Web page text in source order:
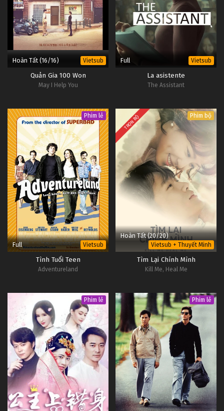
Hoàn Tất (16/16) Vietsub
Quản Gia 100 Won
May I Help You
Full Vietsub
La asistente
The Assistant
Phim lẻ
Full Vietsub
Tình Tuổi Teen
Adventureland
TRỌN BỘ Phim bộ
Hoàn Tất (20/20)
Vietsub + Thuyết Minh
Tìm Lại Chính Mình
Kill Me, Heal Me
Phim lẻ Phim lẻ